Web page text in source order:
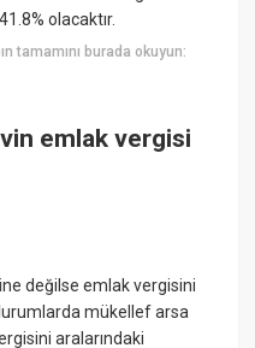
olacaktır.
tamamını burada okuyun:
emlak vergisi
değilse emlak vergisini
mükellef arsa
aralarındaki